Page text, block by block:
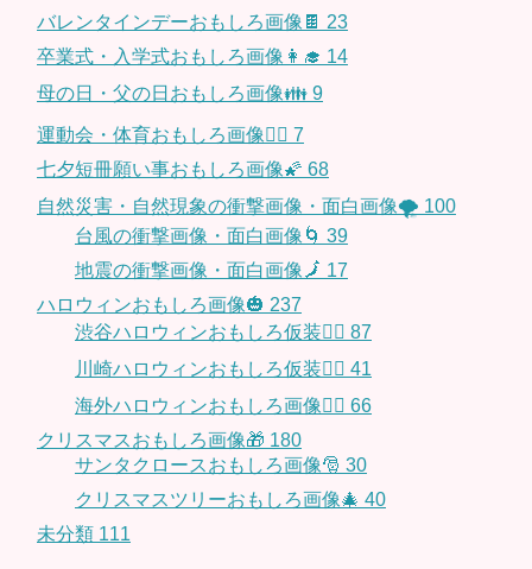
バレンタインデーおもしろ画像🍫 23
卒業式・入学式おもしろ画像👩‍🎓 14
母の日・父の日おもしろ画像👪 9
運動会・体育おもしろ画像🤸‍♂️ 7
七夕短冊願い事おもしろ画像🌠 68
自然災害・自然現象の衝撃画像・面白画像🌪 100
台風の衝撃画像・面白画像🌀 39
地震の衝撃画像・面白画像🗾 17
ハロウィンおもしろ画像🎃 237
渋谷ハロウィンおもしろ仮装👯‍♂️ 87
川崎ハロウィンおもしろ仮装🧞‍♀️ 41
海外ハロウィンおもしろ画像🧛‍♂️ 66
クリスマスおもしろ画像🎁 180
サンタクロースおもしろ画像🎅 30
クリスマスツリーおもしろ画像🎄 40
未分類 111